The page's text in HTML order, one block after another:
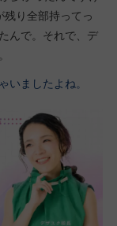
残り全部持ってっ
んで。それで、デ
いましたよね。